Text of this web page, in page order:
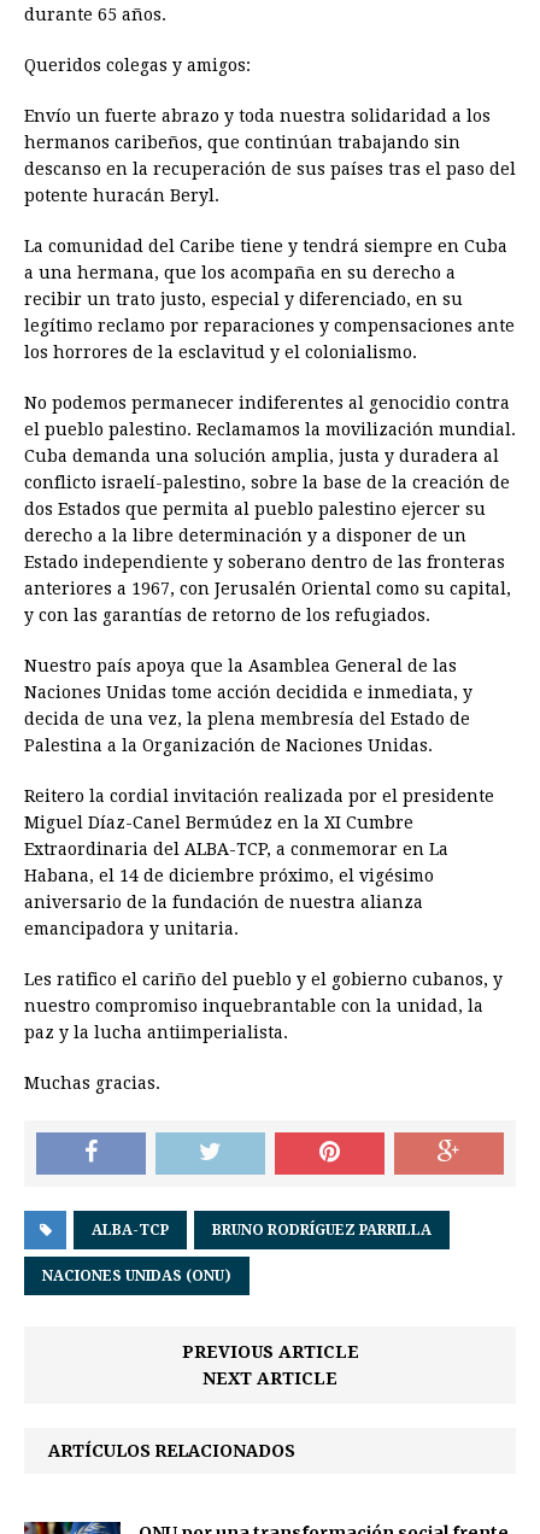
durante 65 años.
Queridos colegas y amigos:
Envío un fuerte abrazo y toda nuestra solidaridad a los
hermanos caribeños, que continúan trabajando sin
descanso en la recuperación de sus países tras el paso del
potente huracán Beryl.
La comunidad del Caribe tiene y tendrá siempre en Cuba
a una hermana, que los acompaña en su derecho a
recibir un trato justo, especial y diferenciado, en su
legítimo reclamo por reparaciones y compensaciones ante
los horrores de la esclavitud y el colonialismo.
No podemos permanecer indiferentes al genocidio contra
el pueblo palestino. Reclamamos la movilización mundial.
Cuba demanda una solución amplia, justa y duradera al
conflicto israelí-palestino, sobre la base de la creación de
dos Estados que permita al pueblo palestino ejercer su
derecho a la libre determinación y a disponer de un
Estado independiente y soberano dentro de las fronteras
anteriores a 1967, con Jerusalén Oriental como su capital,
y con las garantías de retorno de los refugiados.
Nuestro país apoya que la Asamblea General de las
Naciones Unidas tome acción decidida e inmediata, y
decida de una vez, la plena membresía del Estado de
Palestina a la Organización de Naciones Unidas.
Reitero la cordial invitación realizada por el presidente
Miguel Díaz-Canel Bermúdez en la XI Cumbre
Extraordinaria del ALBA-TCP, a conmemorar en La
Habana, el 14 de diciembre próximo, el vigésimo
aniversario de la fundación de nuestra alianza
emancipadora y unitaria.
Les ratifico el cariño del pueblo y el gobierno cubanos, y
nuestro compromiso inquebrantable con la unidad, la
paz y la lucha antiimperialista.
Muchas gracias.
ALBA-TCP BRUNO RODRÍGUEZ PARRILLA
NACIONES UNIDAS (ONU)
PREVIOUS ARTICLE
NEXT ARTICLE
ARTÍCULOS RELACIONADOS